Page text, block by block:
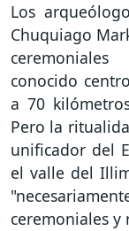
Los
Chuquiago
conocido
a 70
Pero la
unificador del
el valle del
ceremoniales y